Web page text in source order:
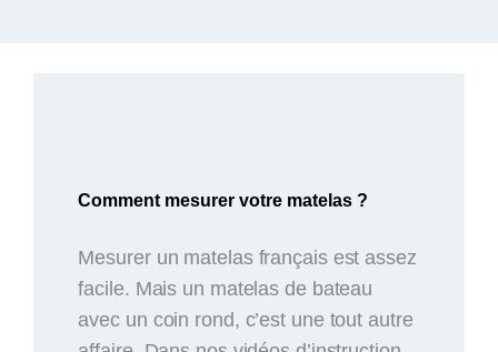
Comment mesurer votre matelas ?
Mesurer un matelas français est assez
facile. Mais un matelas de bateau
avec un coin rond, c’est une tout autre